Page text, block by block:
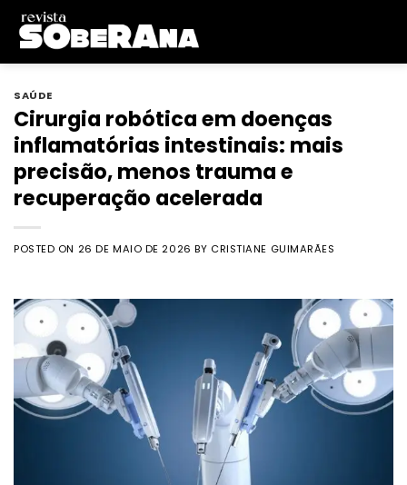
Skip
content
SAÚDE
Cirurgia robótica em doenças
inflamatórias intestinais: mais
precisão, menos trauma e
recuperação acelerada
POSTED ON 26 DE MAIO DE 2026 BY CRISTIANE GUIMARÃES